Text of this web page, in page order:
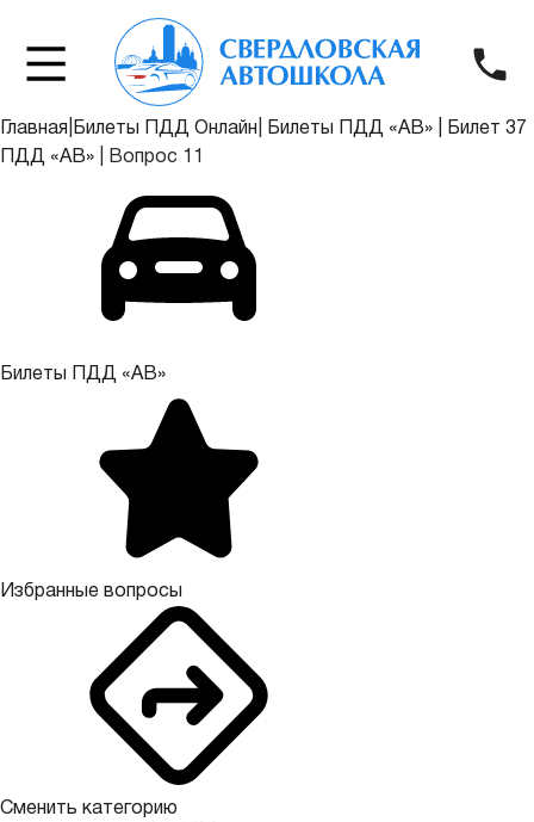
Главная Билеты ПДД Онлайн Билеты ПДД «АВ»
Билет 37
ПДД «АВ»
Вопрос 11
Билеты ПДД «АВ»
Избранные вопросы
Сменить категорию